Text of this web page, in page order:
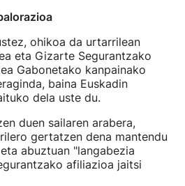
ohikoa da urtarrilean
eta Gizarte Segurantzako
Gabonetako kanpainako
baina Euskadin
dela uste du.
duen sailaren arabera,
gertatzen dena mantendu
abuztuan "langabezia
afiliazioa jaitsi